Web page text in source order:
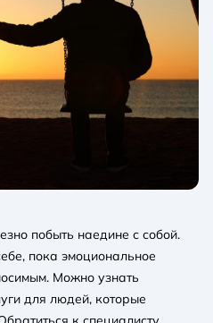
побыть наедине с собой.
пока эмоциональное
Можно узнать
для людей, которые